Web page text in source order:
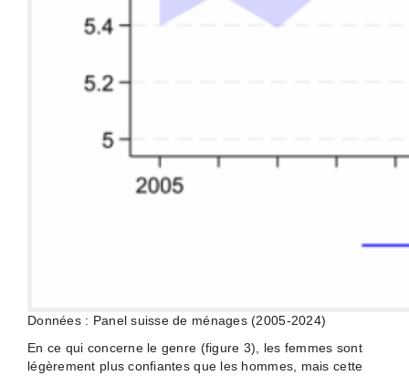
Données : Panel suisse de ménages (2005-2024)
En ce qui concerne le genre (figure 3), les femmes sont
légèrement plus confiantes que les hommes, mais cette